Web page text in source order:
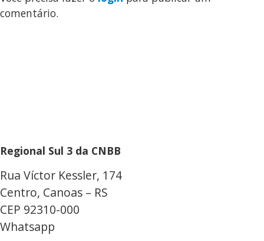
comentário.
Regional Sul 3 da CNBB
Rua Víctor Kessler, 174
Centro, Canoas – RS
CEP 92310-000
Whatsapp